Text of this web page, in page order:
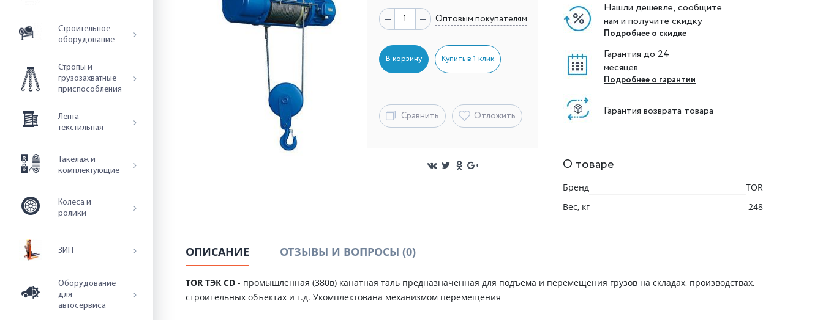
Строительное
оборудование
Стропы и
грузозахватные
приспособления
Лента
текстильная
Такелаж и
комплектующие
Колеса и
ролики
ЗИП
Оборудование
для
автосервиса
Оптовым покупателям
В корзину Купить в 1 клик
Сравнить Отложить
Нашли дешевле, сообщите
нам и получите скидку
Подробнее о скидке
Гарантия до 24
месяцев
Подробнее о гарантии
Гарантия возврата товара
О товаре
Бренд
TOR
Вес, кг
248
ОПИСАНИЕ ОТЗЫВЫ И ВОПРОСЫ (0)
TOR ТЭК CD - промышленная (380в) канатная таль предназначенная для подъема и перемещения грузов на складах, производствах,
строительных объектах и т.д. Укомплектована механизмом перемещения